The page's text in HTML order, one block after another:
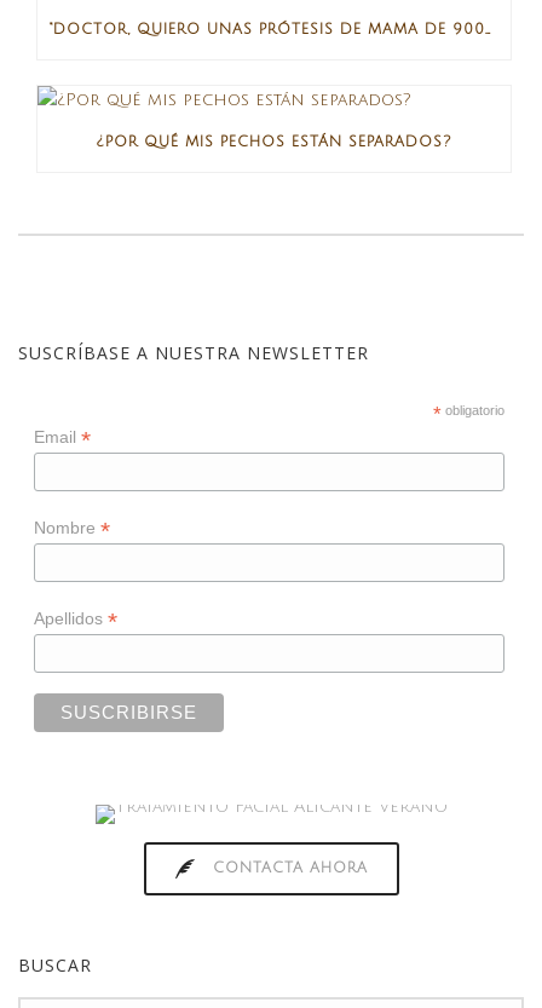
“DOCTOR, QUIERO UNAS PRÓTESIS DE MAMA DE 900M CC”
¿POR QUÉ MIS PECHOS ESTÁN SEPARADOS?
SUSCRÍBASE A NUESTRA NEWSLETTER
*obligatorio
Email *
Nombre *
Apellidos *
CONTACTA AHORA
BUSCAR